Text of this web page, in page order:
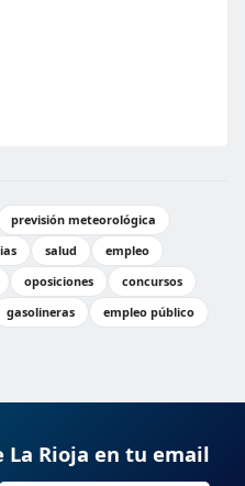
previsión meteorológica
salud
empleo
oposiciones
concursos
gasolineras
empleo público
La Rioja en tu email